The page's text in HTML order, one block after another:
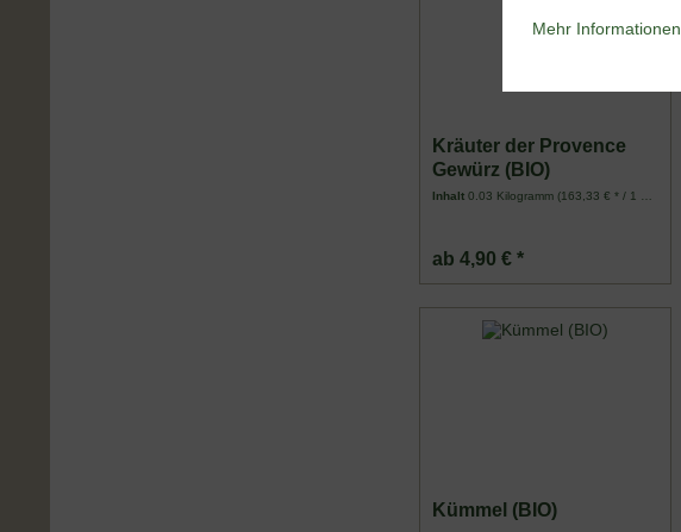
Kräuter der Provence
Gewürz (BIO)
Inhalt0.03 Kilogramm (163,33 € * / 1 Kilogramm)
ab 4,90 € *
Kümmel (BIO)
Mehr Informationen